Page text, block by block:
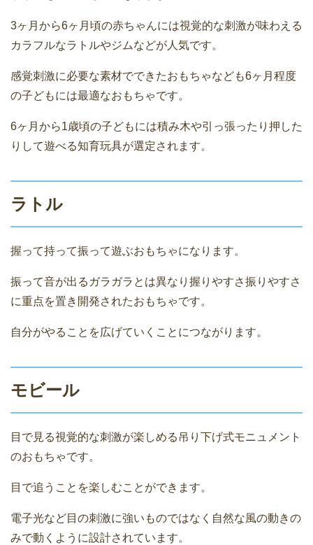
3ヶ月から6ヶ月頃の赤ちゃんには視覚的な刺激が味わえる
カラフルなラトルやジムなどが人気です。
感覚刺激に必要な素材でできたおもちゃなども6ヶ月程度
の子どもには最適なおもちゃです。
6ヶ月から1歳頃の子どもには積み木や引っ張ったり押した
りして遊べる知育玩具が選定されます。
ラトル
握って持って振って遊ぶおもちゃになります。
振って音が出るガラガラとは異なり握りやすさ振りやすさ
に重点を置き開発されたおもちゃです。
自分がやることを広げていくことにつながります。
モビール
目で見る視覚的な刺激が楽しめる吊り下げ式モニュメント
のおもちゃです。
目で追うことを楽しむことができます。
電子光など目の刺激に強いものではなく自然な風の動きの
みで動くように設計されています。